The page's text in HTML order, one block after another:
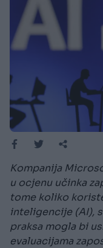
Kompanija
u ocjenu učinka
tome koliko
inteligencije (AI),
praksa mogla bi
evaluacijama